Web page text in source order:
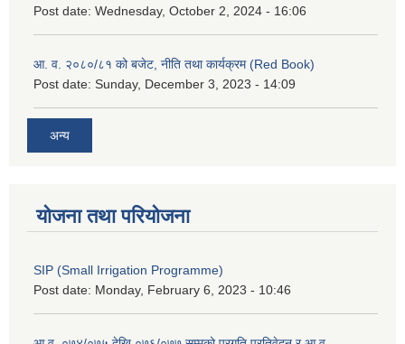
Post date: Wednesday, October 2, 2024 - 16:06
आ. व. २०८०/८१ को बजेट, नीति तथा कार्यक्रम (Red Book)
Post date: Sunday, December 3, 2023 - 14:09
अन्य
योजना तथा परियोजना
SIP (Small Irrigation Programme)
Post date: Monday, February 6, 2023 - 10:46